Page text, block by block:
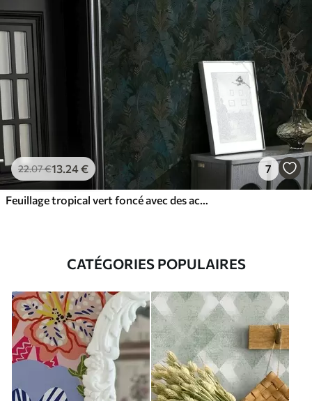
22.07€13.24€ 7
Feuillage tropical vert foncé avec des accents bleus
CATÉGORIES POPULAIRES